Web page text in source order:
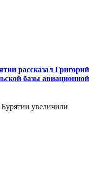
рассказал Григорий
базы авиационной
увеличили